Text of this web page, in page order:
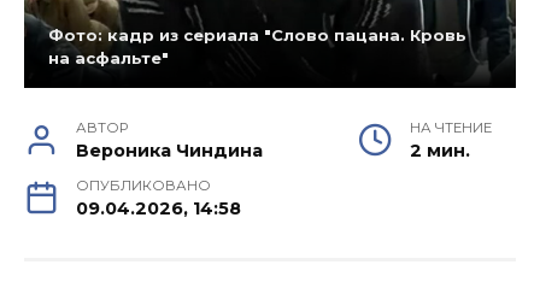
Фото: кадр из сериала "Слово пацана. Кровь
на асфальте"
АВТОР
Вероника Чиндина
НА ЧТЕНИЕ
2 мин.
ОПУБЛИКОВАНО
09.04.2026, 14:58